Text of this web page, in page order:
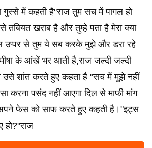
गुस्से में कहती है"राज तुम सच में पागल हो
तबियत खराब है और तुम्हे पता है मेरा क्या
उप्पर से तुम ये सब करके मुझे और डरा रहे
के आंखें भर आती है,राज जल्दी जल्दी
उसे शांत करते हुए कहता है "सच में मुझे नहीं
करना पसंद नहीं आएगा दिल से माफी मांग
अपने फेस को साफ करते हुए कहती है।"इट्स